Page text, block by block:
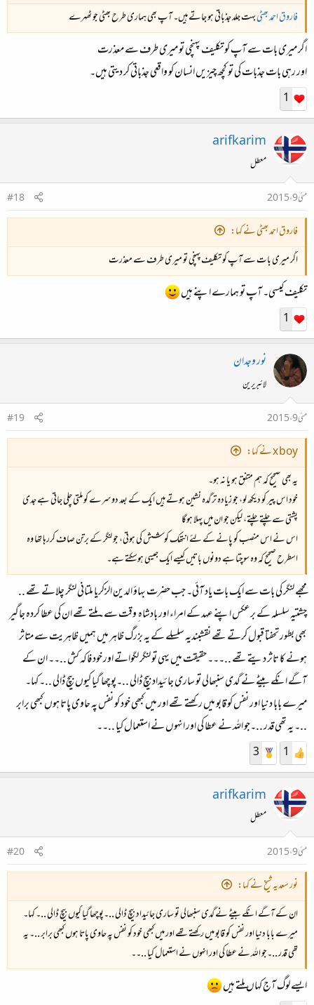
فاروق احمد بھٹیبہت جلد جذباتی ہو جاتے ہیں۔ آپ بھی ہماری طرح بھٹی جو ٹھہرے
اگر میری بات سے آپ کو تکلیف پہنچی تو میری طرف سے معذرت
اور رہی بات جذبات کی تو کچھ چیزیں انسان کو واقعی جذباتی کر دیتی ہیں۔
1
arifkarim
معطل
مئی 9، 2015
#18
فاروق احمد بھٹی نے کہا:
اگر میری بات سے آپ کو تکلیف پہنچی تو میری طرف سے معذرت
تکلیف کیسی۔ آپ تو ہمارے اپنے ہیں
1
نور وجدان
لائبریرین
مئی 9، 2015
#19
x boy نے کہا:
یہ بھی صحیح کہ ہم متفق ہو یا نہ ہو۔
خود اس پیر کو دیکھ لو، جو زیادہ تر گدہ نشین ہوتے ہیں ایک کے بعد دوسرے کو ملتی چلی جاتی ہے جدی
پشتی سے چلتے چلتے، لیکن جو ان میں پہلا ہوگا
اس نے اس منصب کو پانے کے لئے انتھک کوشش کی ہوتی، جو لنگر کے برتن صاف کررہا تھا وہ
اسطرح صحیح کہ وہ سوچتا ہے دونوں باتیں کیسے ایک جیسی ہوسکتے ہے۔
مجھے لنگر کی بات سے ایک بات یاد آئی۔ جب حضرت بہاؤ الدین الزکریا ملتانی لنگر چلاتے تھے ..
چشتیہ سلسلہ کے برعکس اپنے عہد کے امراء اور بادشاہ ِ وقت سے۔ملتے تھے ان کی عطا کردہ جاگیر
بھی بطور تحفتا قبول کرتے تھے نقشبندیہ سلسلے کے یہ بزرگ ظاہر میں ہمیں ظاہریت سے متاثر
ہونے کا تاثر دیتے تھے ..۔۔۔ حقیقت میں یہی تو لنگر لگواتے اور خود فاکہ کش ..۔۔ ان کے
آگے انکے بیٹے نے گدی سنبھالی تو ساری جائیداد بیچ ڈالی ..۔پوچھا گیا کیوں بیچ ڈالی ..۔ کہا۔
میرے بابا دنیا اور نفس کو قابو میں رکھتے تھے اور میں کبھی خود کو نفس پہ حاوی پاتا ہوں کبھی برابر
..۔ یہ تھی قدر ..۔جو اللہ نے عطا کی اور انہوں نے استعمال کیا ..۔۔
1
3
arifkarim
معطل
مئی 9، 2015
#20
نور سعدیہ شیخ نے کہا:
ان کے آگے انکے بیٹے نے گدی سنبھالی تو ساری جائیداد بیچ ڈالی ..۔پوچھا گیا کیوں بیچ ڈالی ..۔ کہا۔
میرے بابا دنیا اور نفس کو قابو میں رکھتے تھے اور میں کبھی خود کو نفس پہ حاوی پاتا ہوں کبھی برابر ..۔ یہ
تھی قدر ..۔جو اللہ نے عطا کی اور انہوں نے استعمال کیا ..۔۔
ایسے لوگ آج کہاں ملتے ہیں